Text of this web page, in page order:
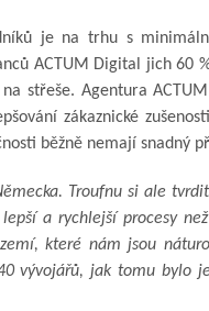
je na trhu s
ACTUM Digital jich 60
střeše. Agentura
zákaznické
běžně nemají snadný
Troufnu si ale
a rychlejší procesy
které nám jsou
vývojářů, jak tomu bylo